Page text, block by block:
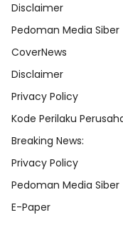
Disclaimer
Pedoman Media Siber
CoverNews
Disclaimer
Privacy Policy
Kode Perilaku
Breaking News:
Privacy Policy
Pedoman Media Siber
E-Paper